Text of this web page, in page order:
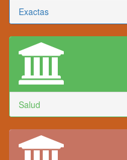
Exactas
Salud